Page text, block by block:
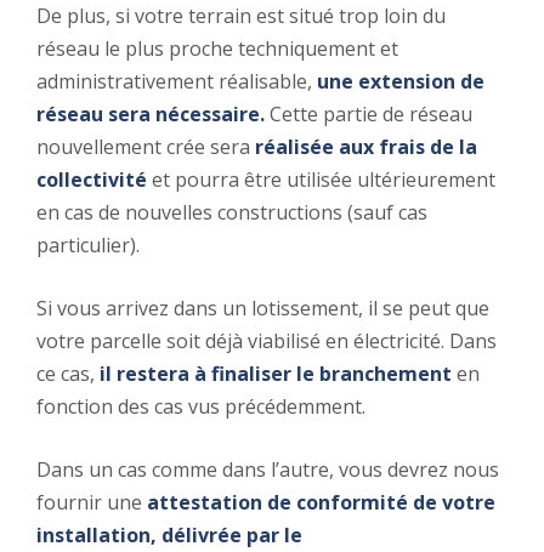
De plus, si votre terrain est situé trop loin du
réseau le plus proche techniquement et
administrativement réalisable, une extension de
réseau sera nécessaire.Cette partie de réseau
nouvellement crée sera réalisée aux frais de la
collectivité et pourra être utilisée ultérieurement
en cas de nouvelles constructions (sauf cas
particulier).
Si vous arrivez dans un lotissement, il se peut que
votre parcelle soit déjà viabilisé en électricité. Dans
ce cas, il restera à finaliser le branchement en
fonction des cas vus précédemment.
Dans un cas comme dans l’autre, vous devrez nous
fournir une attestation de conformité de votre
installation, délivrée par le